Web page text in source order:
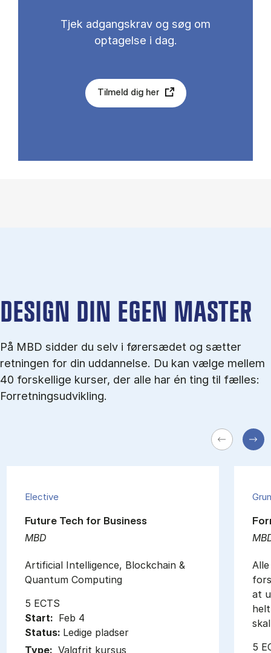
Tjek adgangskrav og søg om
optagelse i dag.
Tilmeld dig her
DESIGN DIN EGEN MASTER
På MBD sidder du selv i førersædet og sætter
retningen for din uddannelse. Du kan vælge mellem
40 forskellige kurser, der alle har én ting til fælles:
Forretningsudvikling.
Elective
MBD
Future Tech for Business
Artificial Intelligence, Blockchain &
Quantum Computing
5 ECTS
Start: Feb 4
Status: Ledige pladser
Type: Valgfrit kursus
at
5